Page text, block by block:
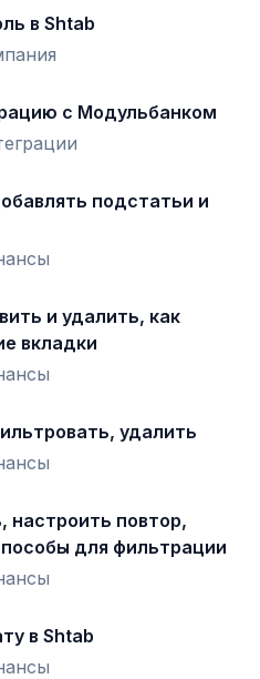
в Shtab
с Модульбанком
подстатьи и
и удалить, как
вкладки
удалить
настроить повтор,
для фильтрации
в Shtab